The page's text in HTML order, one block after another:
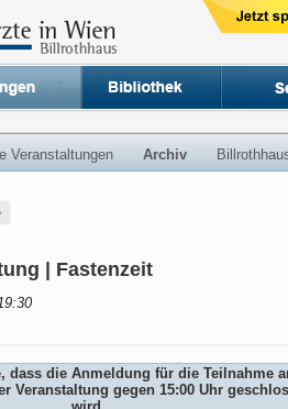
Veranstaltungen Archiv
| Fastenzeit
dass die Anmeldung für die Teilnahme
Veranstaltung gegen 15:00 Uhr